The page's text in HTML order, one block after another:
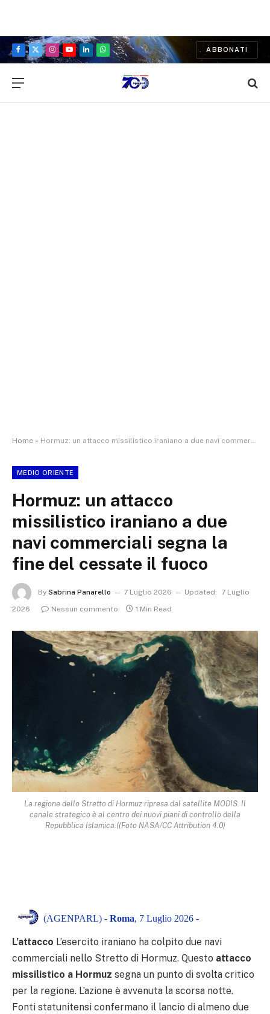
Facebook
X
Instagram
YouTubeLinkedInWhatsApp
ABBONATI
Home » Hormuz: un attacco missilistico iraniano a due navi commerciali segna la fine del cessate il fuoco
MEDIO ORIENTE
Hormuz: un attacco
missilistico iraniano a due
navi commerciali segna la
fine del cessate il fuoco
By Sabrina Panarello 7 Luglio 2026 Updated:
7 Luglio
2026
Nessun commento 1 Min Read
La regione dello Stretto di Hormuz ripresa dal satellite MODIS. Il
canale strategico è al centro dei nuovi piani di controllo della
Repubblica Islamica.((Foto NASA/CC Attribution 4.0)
(AGENPARL) - Roma, 7 Luglio 2026 -
L’attacco L’esercito iraniano ha colpito due navi
commerciali nello Stretto di Hormuz. Questo attacco
missilistico a Hormuz segna un punto di svolta critico
per la regione. L’azione è avvenuta la scorsa notte.
Fonti statunitensi confermano il lancio di almeno due